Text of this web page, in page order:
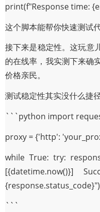
print(f"Response time:
这个脚本能帮你快速测试
接下来是稳定性。这玩意
的在线率，我实测下来确
价格亲民。
测试稳定性其实没什么捷
```python import
proxy = {'http':
while True: try:
[{datetime.now()}]
```